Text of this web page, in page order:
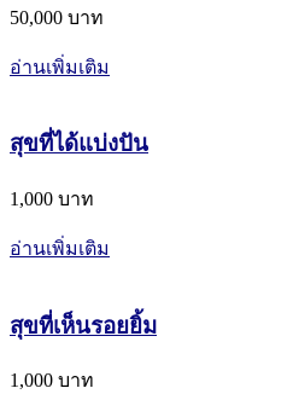
50,000 บาท
อ่านเพิ่มเติม
สุขที่ได้แบ่งปัน
1,000 บาท
อ่านเพิ่มเติม
สุขที่เห็นรอยยิ้ม
1,000 บาท